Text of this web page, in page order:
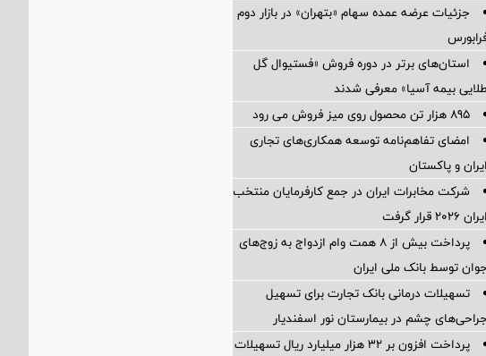
جزئیات عرضه عمده سهام «بتهران» در بازار دوم
استان‌های برتر در دوره فروش «فستیوال گل
طلایی بیمه آسیا» معرفی شدند
895 هزار تن محصول روی میز فروش می رود
امضای تفاهم‌نامه توسعه همکاری‌های تجاری
ایران و پاکستان
شرکت مخابرات ایران در جمع کارفرمایان منتخب
ایران ۲۰۲۶ قرار گرفت
پرداخت بیش از ۸ همت وام ازدواج به زوج‌های
جوان توسط بانک ملی ایران
تسهیلات درمانی بانک تجارت برای تسهیل
جراحی‌های چشم در بیمارستان نور اسفندیار
پرداخت افزون بر 32 هزار میلیارد ریال تسهیلات